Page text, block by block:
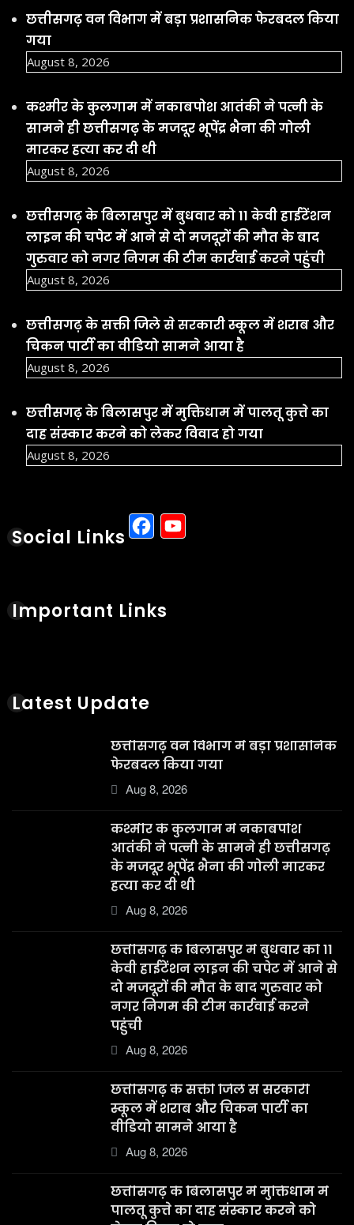
छत्तीसगढ़ वन विभाग में बड़ा प्रशासनिक फेरबदल किया
गया
August 8, 2026
कश्मीर के कुलगाम में नकाबपोश आतंकी ने पत्नी के
सामने ही छत्तीसगढ़ के मजदूर भूपेंद्र भैना की गोली
मारकर हत्या कर दी थी
August 8, 2026
छत्तीसगढ़ के बिलासपुर में बुधवार को 11 केवी हाईटेंशन
लाइन की चपेट में आने से दो मजदूरों की मौत के बाद
गुरुवार को नगर निगम की टीम कार्रवाई करने पहुंची
August 8, 2026
छत्तीसगढ़ के सक्ती जिले से सरकारी स्कूल में शराब और
चिकन पार्टी का वीडियो सामने आया है
August 8, 2026
छत्तीसगढ़ के बिलासपुर में मुक्तिधाम में पालतू कुत्ते का
दाह संस्कार करने को लेकर विवाद हो गया
August 8, 2026
Social Links Facebook
Important Links
Latest Update
छत्तीसगढ़ वन विभाग में बड़ा प्रशासनिक
फेरबदल किया गया
Aug 8, 2026
कश्मीर के कुलगाम में नकाबपोश
आतंकी ने पत्नी के सामने ही छत्तीसगढ़
के मजदूर भूपेंद्र भैना की गोली मारकर
हत्या कर दी थी
Aug 8, 2026
छत्तीसगढ़ के बिलासपुर में बुधवार को 11
केवी हाईटेंशन लाइन की चपेट में आने से
दो मजदूरों की मौत के बाद गुरुवार को
नगर निगम की टीम कार्रवाई करने
पहुंची
Aug 8, 2026
छत्तीसगढ़ के सक्ती जिले से सरकारी
स्कूल में शराब और चिकन पार्टी का
वीडियो सामने आया है
Aug 8, 2026
छत्तीसगढ़ के बिलासपुर में मुक्तिधाम में
पालतू कुत्ते का दाह संस्कार करने को